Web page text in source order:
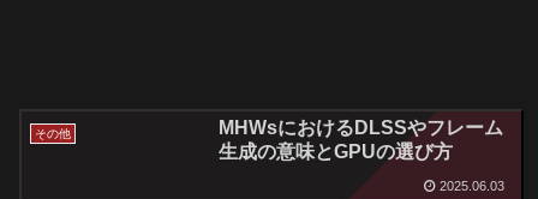
その他
MHWsにおけるDLSSやフレーム
生成の意味とGPUの選び方
2025.06.03